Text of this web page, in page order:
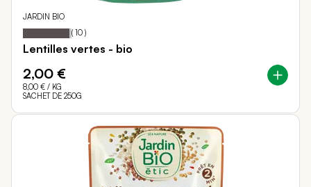
JARDIN BIO
Notation: 96
% of
( 10 )
Lentilles vertes - bio
2,00 €
8,00 € / KG
SACHET DE 250G